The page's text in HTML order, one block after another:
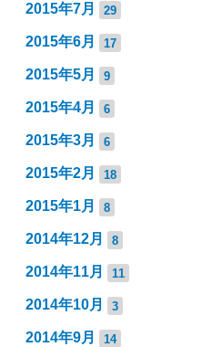
2015年7月 29
2015年6月 17
2015年5月 9
2015年4月 6
2015年3月 6
2015年2月 18
2015年1月 8
2014年12月 8
2014年11月 11
2014年10月 3
2014年9月 14